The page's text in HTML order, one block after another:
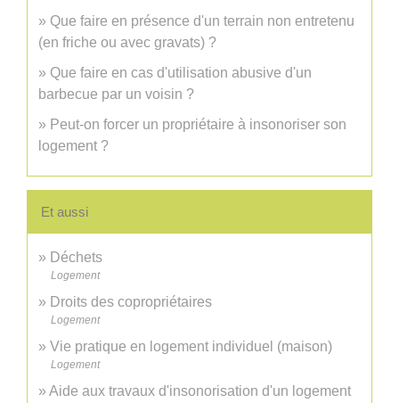
Que faire en présence d'un terrain non entretenu
(en friche ou avec gravats) ?
Que faire en cas d'utilisation abusive d'un
barbecue par un voisin ?
Peut-on forcer un propriétaire à insonoriser son
logement ?
Et aussi
Déchets
Logement
Droits des copropriétaires
Logement
Vie pratique en logement individuel (maison)
Logement
Aide aux travaux d'insonorisation d'un logement